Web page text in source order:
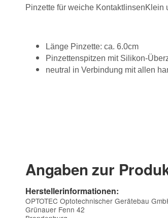
Pinzette für weiche
Länge Pinzette: ca. 6.0cm
Pinzettenspitzen mit Silikon-
neutral in Verbindung mit allen
Angaben zur
Herstellerinformationen:
OPTOTEC Optotechnischer Gerätebau
Grünauer Fenn 42